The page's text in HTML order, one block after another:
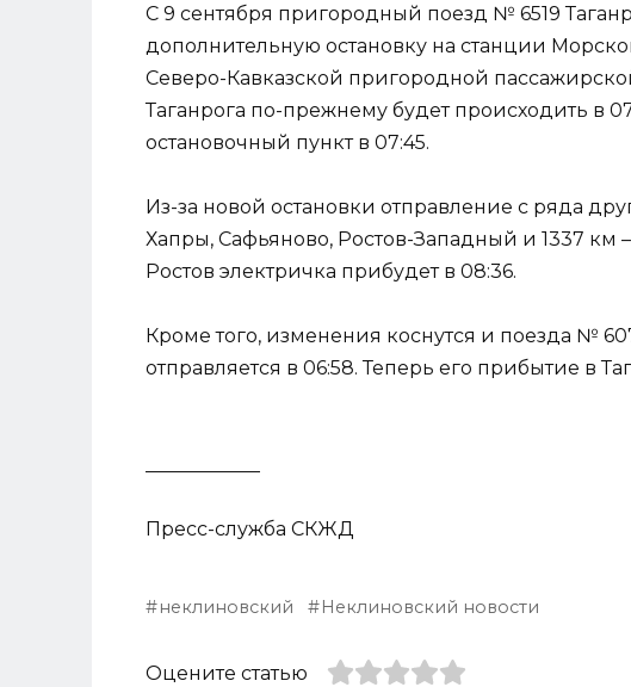
С 9 сентября пригородный поезд № 6519
дополнительную остановку на станции
Северо-Кавказской пригородной
Таганрога по-прежнему будет происходить в
остановочный пункт в 07:45.
Из-за новой остановки отправление с ряда
Хапры, Сафьяново, Ростов-Западный и 1337 км
Ростов электричка прибудет в 08:36.
Кроме того, изменения коснутся и поезда №
отправляется в 06:58. Теперь его прибытие в
Пресс-служба СКЖД
неклиновский Неклиновский новости
Оцените статью